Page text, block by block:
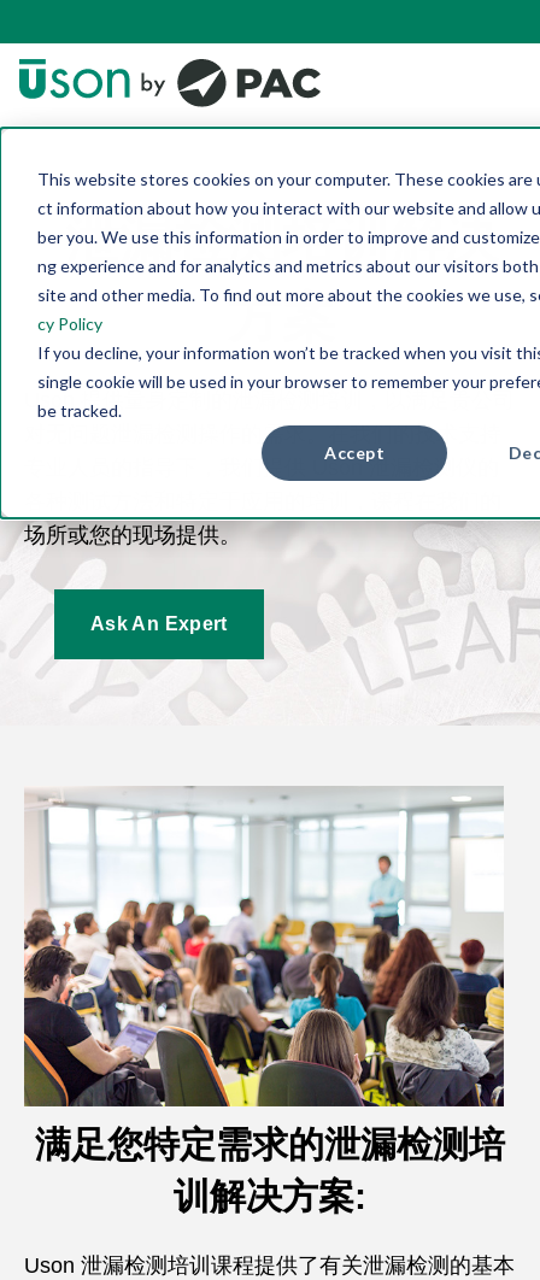
This website stores cookies on your computer. These cookies are
ct information about how you interact with our website and allow
ber you. We use this information in order to improve and
ng experience and for analytics and metrics about our visitors
site and other media. To find out more about the cookies we use,
cy Policy
If you decline, your information won’t be tracked when you visit
single cookie will be used in your browser to remember your
be tracked.
Accept
泄漏检测培训解决
方案
Uson 提供量身定制的泄漏检测培训，以满足贵公司
对无问题泄漏检测操作的需求。在我们的技术支持
专业人员的指导下，我们提供 Uson 泄漏检测仪的
场所或您的现场提供。
Ask An Expert
满足您特定需求的泄漏检测培
训解决方案:
Uson 泄漏检测培训课程提供了有关泄漏检测的基本